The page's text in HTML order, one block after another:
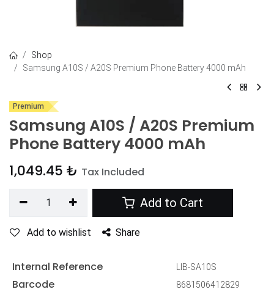
Shop
Samsung A10S / A20S Premium Phone Battery 4000 mAh
Premium
Samsung A10S / A20S Premium
Phone Battery 4000 mAh
1,049.45 ₺ Tax Included
Add to Cart
Add to wishlist Share
Internal Reference LIB-SA10S
Barcode 8681506412829